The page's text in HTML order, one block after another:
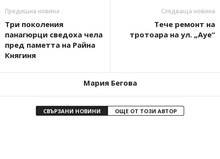
Предишна новина
Три поколения
панагюрци сведоха чела
пред паметта на Райна
Княгиня
Следваща новина
Тече ремонт на
тротоара на ул. „Ауе“
Мария Бегова
СВЪРЗАНИ НОВИНИ ОЩЕ ОТ ТОЗИ АВТОР